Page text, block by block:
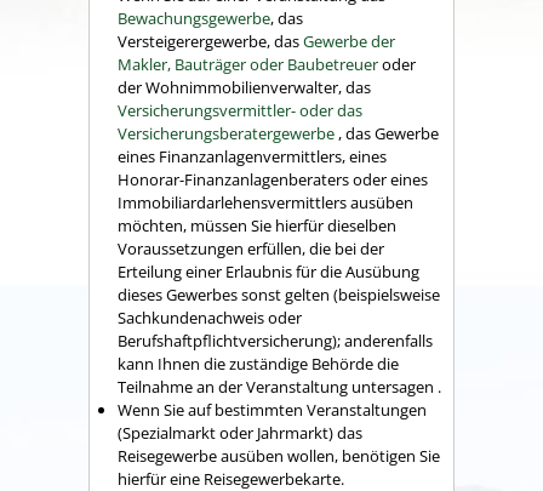
Bewachungsgewerbe, das
Versteigerergewerbe, dasGewerbe der
Makler, Bauträger oder Baubetreueroder
der Wohnimmobilienverwalter, das
Versicherungsvermittler- oder das
Versicherungsberatergewerbe, das Gewerbe
eines Finanzanlagenvermittlers, eines
Honorar-Finanzanlagenberaters oder eines
Immobiliardarlehensvermittlers ausüben
möchten, müssen Sie hierfür dieselben
Voraussetzungen erfüllen, die bei der
Erteilung einer Erlaubnis für die Ausübung
dieses Gewerbes sonst gelten (beispielsweise
Sachkundenachweis oder
Berufshaftpflichtversicherung); anderenfalls
kann Ihnen die zuständige Behörde die
Teilnahme an der Veranstaltung untersagen .
Wenn Sie auf bestimmten Veranstaltungen
(Spezialmarkt oder Jahrmarkt) das
Reisegewerbe ausüben wollen, benötigen Sie
hierfür eine Reisegewerbekarte.